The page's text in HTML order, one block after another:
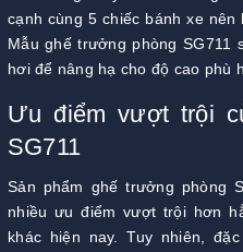
cạnh cùng 5 chiếc bánh xe nên
Mẫu ghế trưởng phòng SG711
hơi để nâng hạ cho độ cao phù
Ưu điểm vượt trội
SG711
Sản phẩm ghế trưởng phòng
nhiều ưu điểm vượt trội hơn
khác hiện nay. Tuy nhiên,